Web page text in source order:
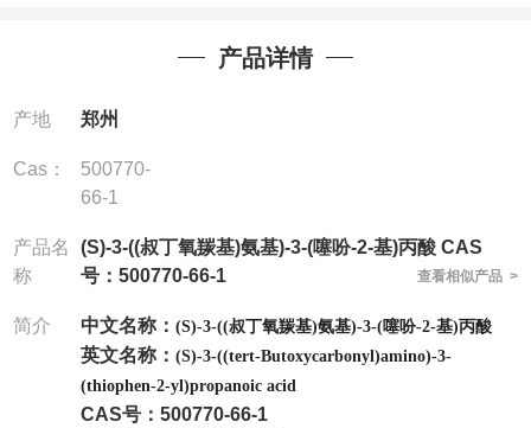
产品详情
产地 郑州
Cas：
500770-
66-1
产品名
称
(S)-3-((叔丁氧羰基)氨基)-3-(噻吩-2-基)丙酸 CAS
号：500770-66-1
查看相似产品 >
简介 中文名称： (S)-3-((叔丁氧羰基)氨基)-3-(噻吩-2-基)丙酸
英文名称： (S)-3-((tert-Butoxycarbonyl)amino)-3-
(thiophen-2-yl)propanoic acid
CAS号： 500770-66-1